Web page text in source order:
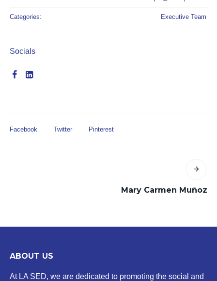
Categories: Executive Team
Socials
Facebook Twitter Pinterest
Mary Carmen Muñoz
ABOUT US
At LA SED, we are dedicated to promoting the social and